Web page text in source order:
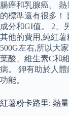
腸癌和乳腺癌。
的標準還有很多！
成分和GI值。 2、
其他的費用,純紅薯
500G左右,所以大
葉酸、維生素C和
病。 鉀有助於人
功能。
紅薯粉卡路里: 熱